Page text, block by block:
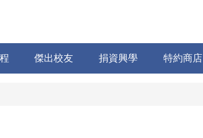
傑出校友 捐資興學 特約商店